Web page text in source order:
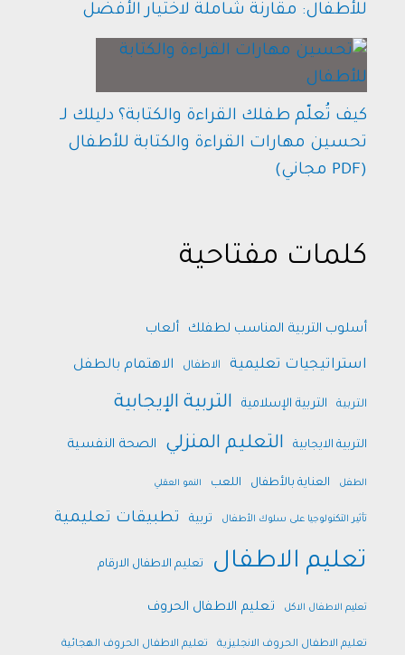
للأطفال: مقارنة شاملة لاختيار الأفضل
كيف تُعلّم طفلك القراءة والكتابة؟ دليلك لـ
تحسين مهارات القراءة والكتابة للأطفال
(PDF مجاني)
كلمات مفتاحية
أسلوب التربية المناسب لطفلك ألعاب
استراتيجيات تعليمية الاطفال الاهتمام بالطفل
التربية التربية الإسلامية التربية الإيجابية
التربية الايجابية التعليم المنزلي الصحة النفسية
الطفل العناية بالأطفال اللعب النمو العقلي
تأثير التكنولوجيا على سلوك الأطفال تربية تطبيقات تعليمية
تعليم الاطفال تعليم الاطفال الارقام
تعليم الاطفال الاكل تعليم الاطفال الحروف
تعليم الاطفال الحروف الانجليزية تعليم الاطفال الحروف الهجائية